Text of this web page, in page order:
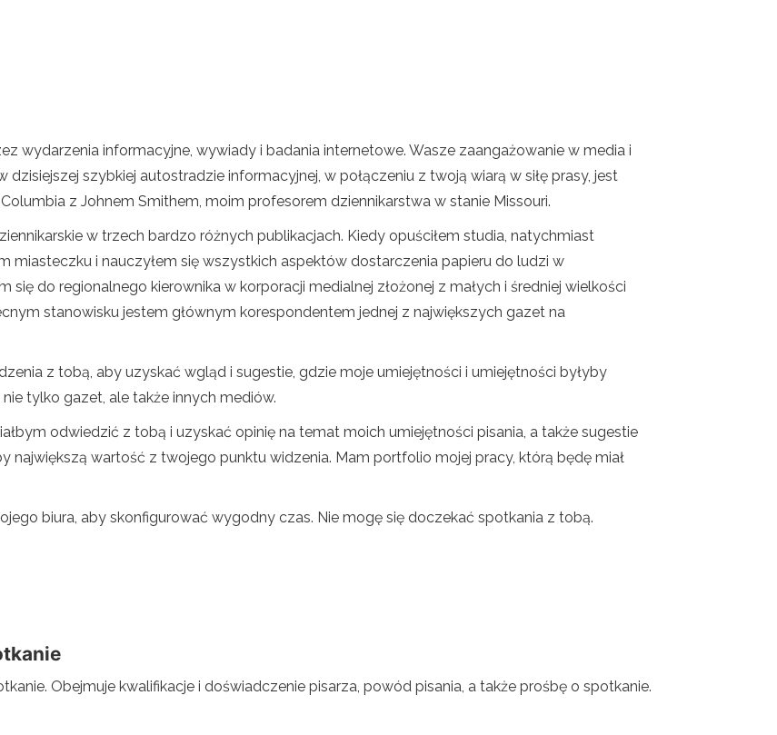
wydarzenia informacyjne, wywiady i badania internetowe. Wasze zaangażowanie w media i
szybkiej autostradzie informacyjnej, w połączeniu z twoją wiarą w siłę prasy, jest
z Johnem Smithem, moim profesorem dziennikarstwa w stanie Missouri.
w trzech bardzo różnych publikacjach. Kiedy opuściłem studia, natychmiast
miasteczku i nauczyłem się wszystkich aspektów dostarczenia papieru do ludzi w
do regionalnego kierownika w korporacji medialnej złożonej z małych i średniej wielkości
stanowisku jestem głównym korespondentem jednej z największych gazet na
z tobą, aby uzyskać wgląd i sugestie, gdzie moje umiejętności i umiejętności byłyby
tylko gazet, ale także innych mediów.
odwiedzić z tobą i uzyskać opinię na temat moich umiejętności pisania, a także sugestie
największą wartość z twojego punktu widzenia. Mam portfolio mojej pracy, którą będę miał
biura, aby skonfigurować wygodny czas. Nie mogę się doczekać spotkania z tobą.
Obejmuje kwalifikacje i doświadczenie pisarza, powód pisania, a także prośbę o spotkanie.